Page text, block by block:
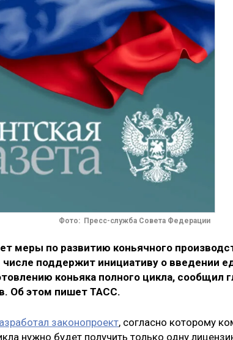
Фото: Пресс-служба Совета Федерации
меры по развитию коньячного
поддержит инициативу о введении
коньяка полного цикла, сообщил
Об этом пишет ТАСС.
законопроект, согласно которому
нужно будет получить только одну